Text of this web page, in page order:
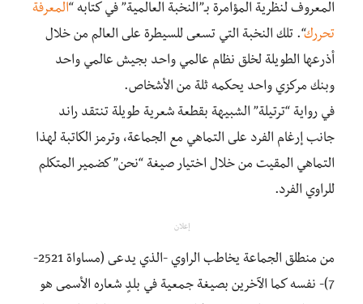
المعروف لنظرية المؤامرة بـ”النخبة العالمية” في كتابه “المعرفة
تحررك“. تلك النخبة التي تسعى للسيطرة على العالم من خلال
أذرعها الطويلة لخلق نظام عالمي واحد بجيش عالمي واحد
وبنك مركزي واحد يحكمه ثلة من الأشخاص.
في رواية “ترتيلة” الشبيهة بقطعة شعرية طويلة تنتقد راند
جانب إرغام الفرد على التماهي مع الجماعة، وترمز الكاتبة لهذا
التماهي المقيت من خلال اختيار صيغة “نحن” كضمير المتكلم
للراوي الفرد.
إعلان
من منطلق الجماعة يخاطب الراوي -الذي يدعى (مساواة 2521-
7)- نفسه كما الآخرين بصيغة جمعية في بلدٍ شعاره الأسمى هو